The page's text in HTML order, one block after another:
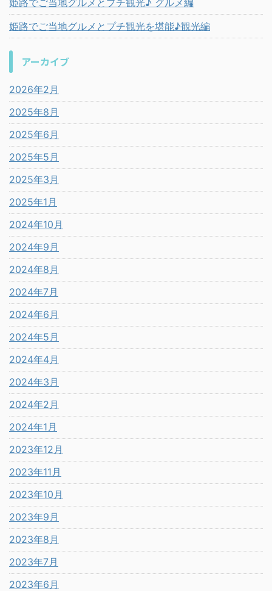
姫路でご当地グルメとプチ観光を堪能♪観光編
アーカイブ
2026年2月
2025年8月
2025年6月
2025年5月
2025年3月
2025年1月
2024年10月
2024年9月
2024年8月
2024年7月
2024年6月
2024年5月
2024年4月
2024年3月
2024年2月
2024年1月
2023年12月
2023年11月
2023年10月
2023年9月
2023年8月
2023年7月
2023年6月